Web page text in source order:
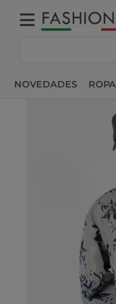
NOVEDADES ROPA